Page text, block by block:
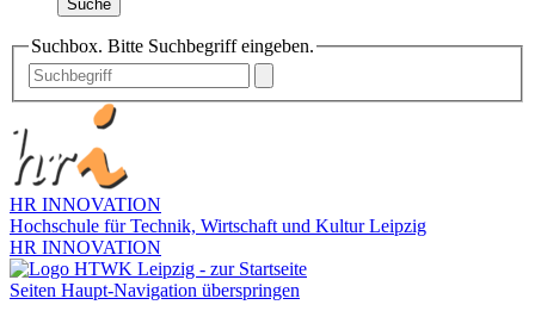
Suche
Suchbox. Bitte Suchbegriff eingeben.
HR INNOVATION
Hochschule für Technik, Wirtschaft und Kultur Leipzig
HR INNOVATION
Seiten Haupt-Navigation überspringen